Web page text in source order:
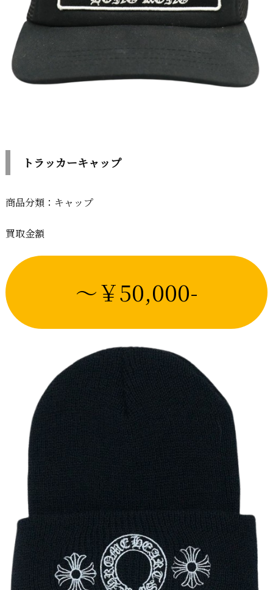
トラッカーキャップ
商品分類：キャップ
買取金額
～￥50,000-